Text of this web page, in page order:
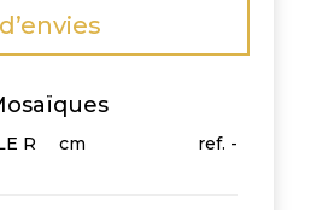
R
cm -